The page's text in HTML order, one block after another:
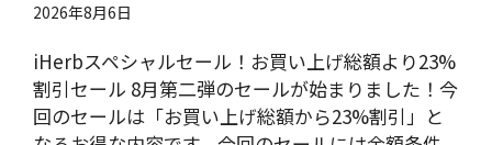
2026年8月6日
iHerbスペシャルセール！お買い上げ総額より23%
割引セール 8月第二弾のセールが始まりました！今
回のセールは「お買い上げ総額から23%割引」と